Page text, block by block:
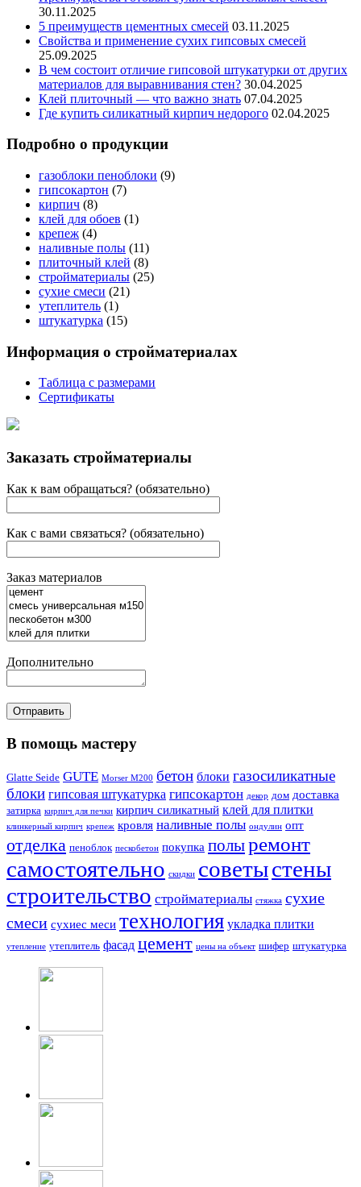
30.11.2025
5 преимуществ цементных смесей 03.11.2025
Свойства и применение сухих гипсовых смесей
25.09.2025
В чем состоит отличие гипсовой штукатурки от других
материалов для выравнивания стен? 30.04.2025
Клей плиточный — что важно знать 07.04.2025
Где купить силикатный кирпич недорого 02.04.2025
Подробно о продукции
газоблоки пеноблоки (9)
гипсокартон (7)
кирпич (8)
клей для обоев (1)
крепеж (4)
наливные полы (11)
плиточный клей (8)
стройматериалы (25)
сухие смеси (21)
утеплитель (1)
штукатурка (15)
Информация о стройматериалах
Таблица с размерами
Сертификаты
Заказать стройматериалы
Как к вам обращаться? (обязательно)
Как с вами связаться? (обязательно)
Заказ материалов
Дополнительно
В помощь мастеру
Glatte Seide GUTE Morser M200 бетон блоки газосиликатные
блоки гипсовая штукатурка гипсокартон декор дом доставка
затирка кирпич для печки кирпич силикатный клей для плитки
клинкерный кирпич крепеж кровля наливные полы ондулин опт
отделка пеноблок пескобетон покупка полыремонт
самостоятельно скидки советыстены
строительство стройматериалы стяжка сухие
смеси сухиес меси технология укладка плитки
утепление утеплитель фасад цемент цены на объект шифер штукатурка